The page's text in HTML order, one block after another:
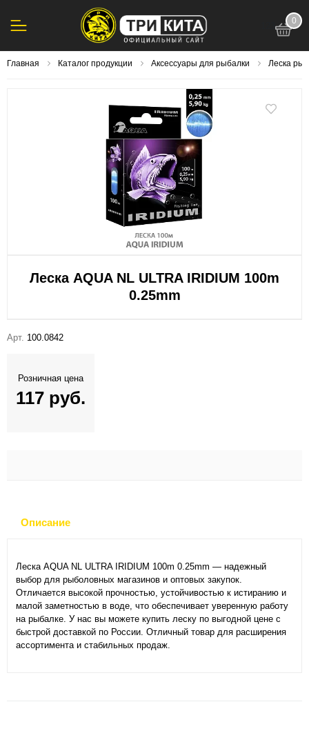
0
Главная Каталог продукции Аксессуары для рыбалки Леска
Леска AQUA NL ULTRA IRIDIUM 100m
0.25mm
Арт. 100.0842
Розничная цена
117 руб.
Описание
Леска AQUA NL ULTRA IRIDIUM 100m 0.25mm — надежный
выбор для рыболовных магазинов и оптовых закупок.
Отличается высокой прочностью, устойчивостью к истиранию и
малой заметностью в воде, что обеспечивает уверенную работу
на рыбалке. У нас вы можете купить леску по выгодной цене с
быстрой доставкой по России. Отличный товар для расширения
ассортимента и стабильных продаж.